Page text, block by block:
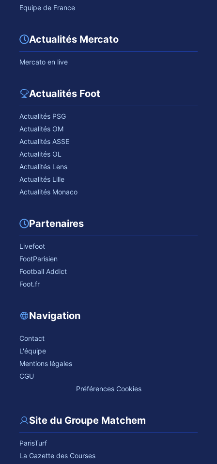
Equipe de France
Actualités Mercato
Mercato en live
Actualités Foot
Actualités PSG
Actualités OM
Actualités ASSE
Actualités OL
Actualités Lens
Actualités Lille
Actualités Monaco
Partenaires
Livefoot
FootParisien
Football Addict
Foot.fr
Navigation
Contact
L'équipe
Mentions légales
CGU
Préférences Cookies
Site du Groupe Matchem
ParisTurf
La Gazette des Courses